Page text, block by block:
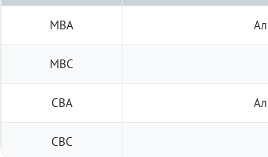
МВА
МВС
СВА
СВС